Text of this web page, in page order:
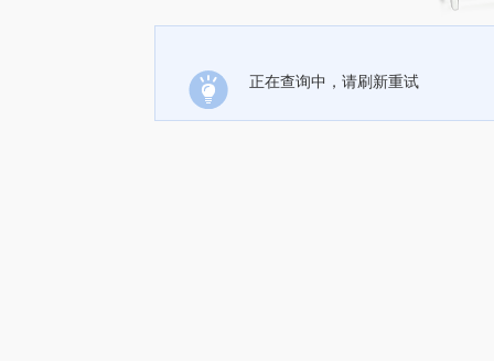
正在查询中，请刷新重试